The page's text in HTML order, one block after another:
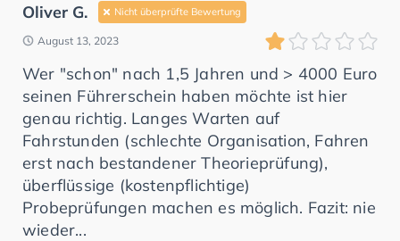
Oliver G. Nicht überprüfte Bewertung
August 13, 2023
Wer "schon" nach 1,5 Jahren und > 4000 Euro
seinen Führerschein haben möchte ist hier
genau richtig. Langes Warten auf
Fahrstunden (schlechte Organisation, Fahren
erst nach bestandener Theorieprüfung),
überflüssige (kostenpflichtige)
Probeprüfungen machen es möglich. Fazit: nie
wieder...